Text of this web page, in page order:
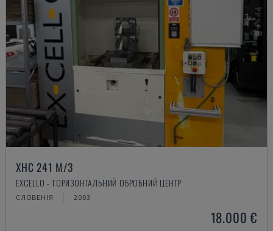
XHC 241 M/3
EXCELLO - ГОРИЗОНТАЛЬНИЙ ОБРОБНИЙ ЦЕНТР
СЛОВЕНІЯ 2003
18.000 €